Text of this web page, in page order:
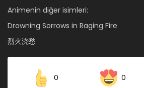
Animenin diğer isimleri:
Drowning Sorrows in Raging Fire
烈火浇愁
0 0